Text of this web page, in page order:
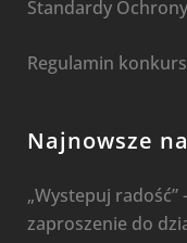
Standardy
Regulamin
Najnowsze
„Wystepuj
zaproszenie do